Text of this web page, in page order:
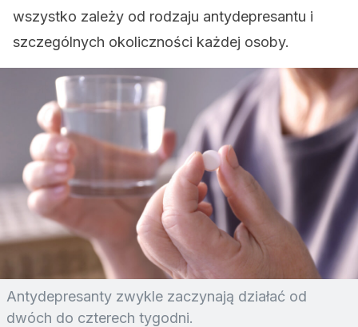
wszystko zależy od rodzaju antydepresantu i
szczególnych okoliczności każdej osoby.
Antydepresanty zwykle zaczynają działać od
dwóch do czterech tygodni.